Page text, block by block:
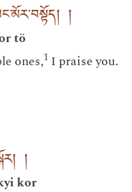
།
tö
ones,1 I praise you.
།
kor